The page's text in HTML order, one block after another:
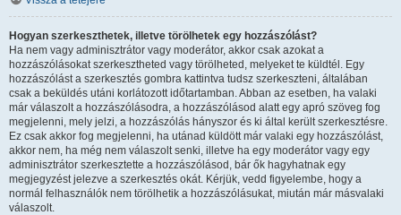
Hogyan szerkeszthetek, illetve törölhetek egy hozzászólást?
Ha nem vagy adminisztrátor vagy moderátor, akkor csak azokat a
hozzászólásokat szerkesztheted vagy törölheted, melyeket te küldtél. Egy
hozzászólást a szerkesztés gombra kattintva tudsz szerkeszteni, általában
csak a beküldés utáni korlátozott időtartamban. Abban az esetben, ha valaki
már válaszolt a hozzászólásodra, a hozzászólásod alatt egy apró szöveg fog
megjelenni, mely jelzi, a hozzászólás hányszor és ki által került szerkesztésre.
Ez csak akkor fog megjelenni, ha utánad küldött már valaki egy hozzászólást,
akkor nem, ha még nem válaszolt senki, illetve ha egy moderátor vagy egy
adminisztrátor szerkesztette a hozzászólásod, bár ők hagyhatnak egy
megjegyzést jelezve a szerkesztés okát. Kérjük, vedd figyelembe, hogy a
normál felhasználók nem törölhetik a hozzászólásukat, miután már másvalaki
válaszolt.